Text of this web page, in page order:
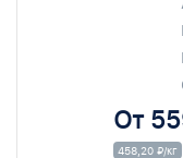
От
458,20 ₽/кг